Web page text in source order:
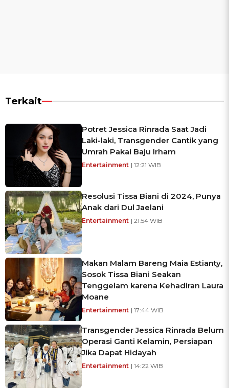
Terkait
Potret Jessica Rinrada Saat Jadi
Laki-laki, Transgender Cantik yang
Umrah Pakai Baju Irham
Entertainment | 12:21 WIB
Resolusi Tissa Biani di 2024, Punya
Anak dari Dul Jaelani
Entertainment | 21:54 WIB
Makan Malam Bareng Maia Estianty,
Sosok Tissa Biani Seakan
Tenggelam karena Kehadiran Laura
Moane
Entertainment | 17:44 WIB
Transgender Jessica Rinrada Belum
Operasi Ganti Kelamin, Persiapan
Jika Dapat Hidayah
Entertainment | 14:22 WIB